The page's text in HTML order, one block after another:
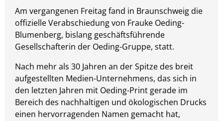
Am vergangenen Freitag fand in Braunschweig die
offizielle Verabschiedung von Frauke Oeding-
Blumenberg, bislang geschäftsführende
Gesellschafterin der Oeding-Gruppe, statt.
Nach mehr als 30 Jahren an der Spitze des breit
aufgestellten Medien-Unternehmens, das sich in
den letzten Jahren mit Oeding-Print gerade im
Bereich des nachhaltigen und ökologischen Drucks
einen hervorragenden Namen gemacht hat,